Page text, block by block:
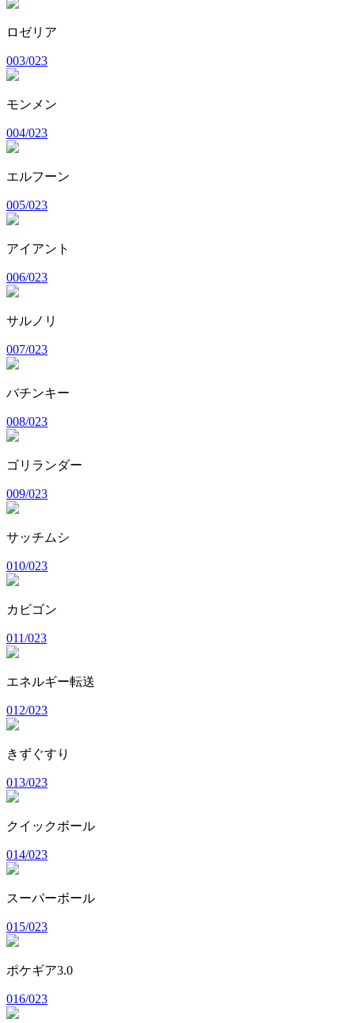
ロゼリア
003/023
モンメン
004/023
エルフーン
005/023
アイアント
006/023
サルノリ
007/023
バチンキー
008/023
ゴリランダー
009/023
サッチムシ
010/023
カビゴン
011/023
エネルギー転送
012/023
きずぐすり
013/023
クイックボール
014/023
スーパーボール
015/023
ポケギア3.0
016/023